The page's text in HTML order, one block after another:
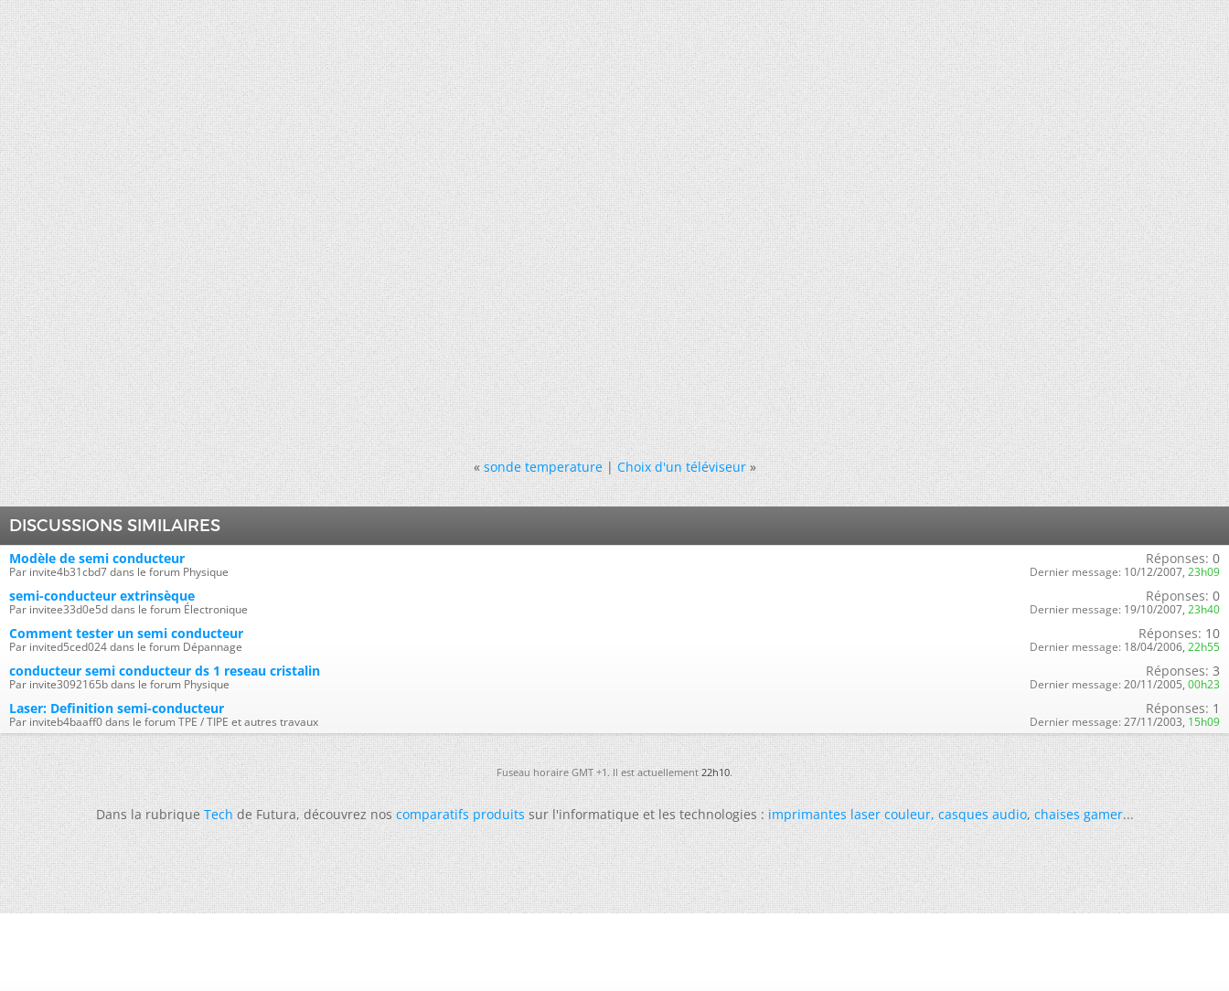
« sonde temperature|Choix d'un téléviseur »
DISCUSSIONS SIMILAIRES
Modèle de semi conducteur
Par invite4b31cbd7 dans le forum Physique
Réponses: 0
Dernier message: 10/12/2007, 23h09
semi-conducteur extrinsèque
Par invitee33d0e5d dans le forum Électronique
Réponses: 0
Dernier message: 19/10/2007, 23h40
Comment tester un semi conducteur
Par invited5ced024 dans le forum Dépannage
Réponses: 10
Dernier message: 18/04/2006, 22h55
conducteur semi conducteur ds 1 reseau cristalin
Par invite3092165b dans le forum Physique
Réponses: 3
Dernier message: 20/11/2005, 00h23
Laser: Definition semi-conducteur
Par inviteb4baaff0 dans le forum TPE / TIPE et autres travaux
Réponses: 1
Dernier message: 27/11/2003, 15h09
Fuseau horaire GMT +1. Il est actuellement22h10.
Dans la rubriqueTechde Futura, découvrez noscomparatifs produitssur l'informatique et les technologies :imprimantes laser couleur,casques audio,chaises gamer...